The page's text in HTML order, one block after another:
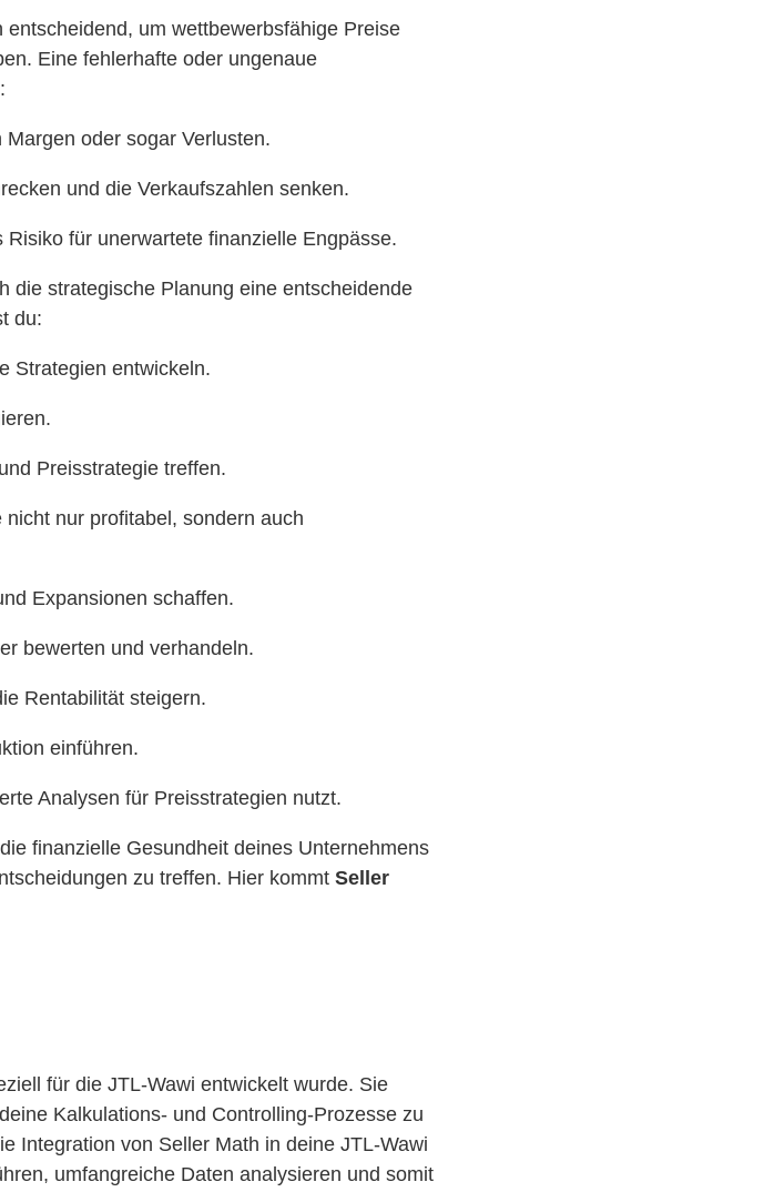
um wettbewerbsfähige Preise
Eine fehlerhafte oder ungenaue
oder sogar Verlusten.
und die Verkaufszahlen senken.
Risiko für unerwartete finanzielle Engpässe.
die strategische Planung eine entscheidende
du:
Strategien entwickeln.
Preisstrategie treffen.
nur profitabel, sondern auch
Expansionen schaffen.
bewerten und verhandeln.
Rentabilität steigern.
einführen.
Analysen für Preisstrategien nutzt.
finanzielle Gesundheit deines Unternehmens
zu treffen. Hier kommtSeller
für die JTL-Wawi entwickelt wurde. Sie
Kalkulations- und Controlling-Prozesse zu
Integration von Seller Math in deine JTL-Wawi
umfangreiche Daten analysieren und somit